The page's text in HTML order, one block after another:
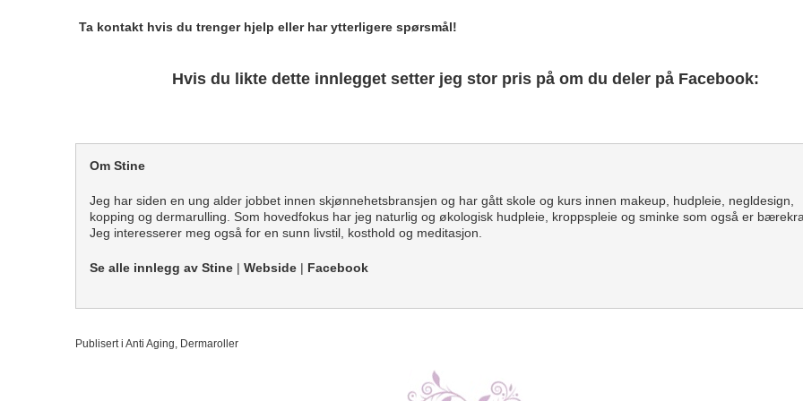
Ta kontakt hvis du trenger hjelp eller har ytterligere spørsmål!
Hvis du likte dette innlegget setter jeg stor pris på om du deler på Facebook:
Om Stine
Jeg har siden en ung alder jobbet innen skjønnehetsbransjen og har gått skole og kurs innen makeup, hudpleie, negldesign,
kopping og dermarulling. Som hovedfokus har jeg naturlig og økologisk hudpleie, kroppspleie og sminke som også er
Jeg interesserer meg også for en sunn livstil, kosthold og meditasjon.
Se alle innlegg av Stine | Webside | Facebook
Publisert i Anti Aging, Dermaroller